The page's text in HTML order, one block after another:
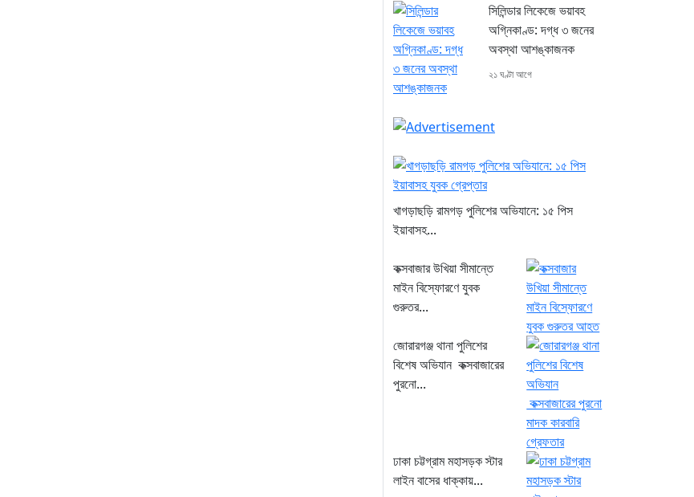
সিলিন্ডার লিকেজে ভয়াবহ
অগ্নিকাণ্ড: দগ্ধ ৩ জনের
অবস্থা আশঙ্কাজনক
২১ ঘণ্টা আগে
খাগড়াছড়ি রামগড় পুলিশের অভিযানে: ১৫ পিস
ইয়াবাসহ...
কক্সবাজার উখিয়া সীমান্তে
মাইন বিস্ফোরণে যুবক
গুরুতর...
জোরারগঞ্জ থানা পুলিশের
বিশেষ অভিযান কক্সবাজারের
পুরনো...
ঢাকা চট্টগ্রাম মহাসড়ক স্টার
লাইন বাসের ধাক্কায়...